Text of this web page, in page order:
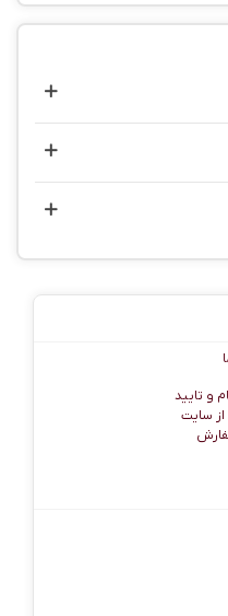
و تایید
سایت